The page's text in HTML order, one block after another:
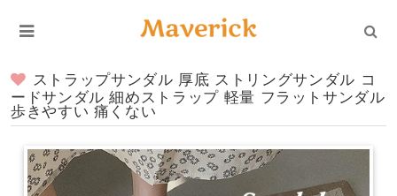
ストラップサンダル 厚底 ストリングサンダル コ
ードサンダル 細めストラップ 軽量 フラットサンダル
歩きやすい 痛くない